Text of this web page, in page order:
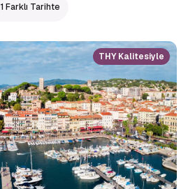
1 Farklı Tarihte
THY Kalitesiyle